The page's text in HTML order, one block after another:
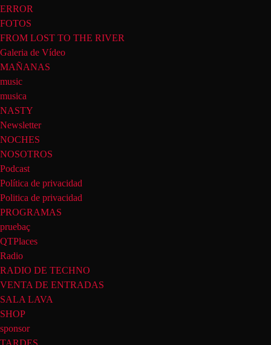
ERROR
FOTOS
FROM LOST TO THE RIVER
Galeria de Vídeo
MAÑANAS
music
musica
NASTY
Newsletter
NOCHES
NOSOTROS
Podcast
Política de privacidad
Politica de privacidad
PROGRAMAS
pruebaç
QTPlaces
Radio
RADIO DE TECHNO
VENTA DE ENTRADAS
SALA LAVA
SHOP
sponsor
TARDES